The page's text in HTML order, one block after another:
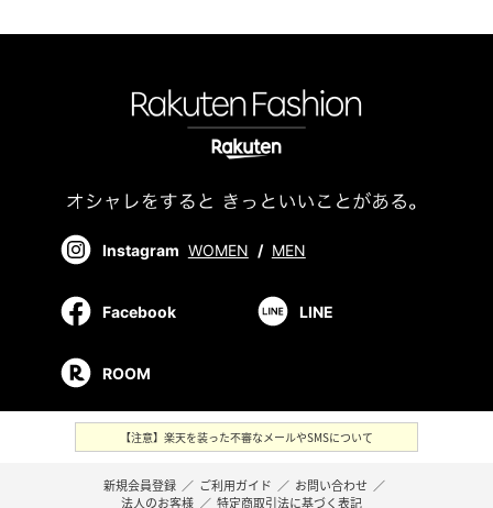
Instagram WOMEN / MEN
Facebook LINE
ROOM
【注意】楽天を装った不審なメールやSMSについて
新規会員登録 ／ ご利用ガイド ／ お問い合わせ ／
法人のお客様 ／ 特定商取引法に基づく表記